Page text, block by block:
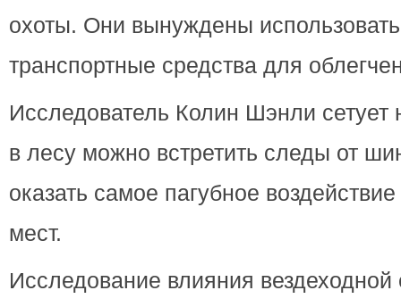
охоты. Они вынуждены
транспортные средства для
Исследователь Колин Шэнли сетует
в лесу можно встретить следы от
оказать самое пагубное
мест.
Исследование влияния вездеходной